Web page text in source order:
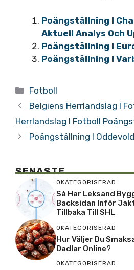
Poängställning I
Aktuell Analys Och
Poängställning I
Poängställning I
Kategorier
Fotboll
Belgiens Herrlandslag I
Herrlandslag I Fotboll
Poängställning I Oddevold
SENASTE
OKATEGORISERAD
Så Har Leksand
Backsidan Inför
Tillbaka Till SHL
OKATEGORISERAD
Hur Väljer Du
Dadlar Online?
OKATEGORISERAD